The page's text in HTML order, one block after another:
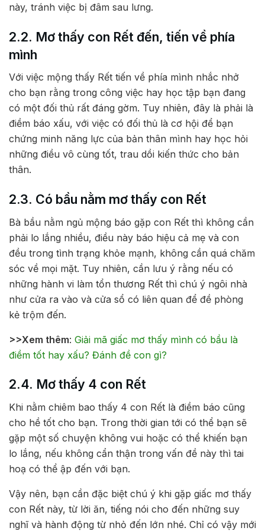
này, tránh việc bị đâm sau lưng.
2.2. Mơ thấy con Rết đến, tiến về phía
mình
Với việc mộng thấy Rết tiến về phía mình nhắc nhở
cho bạn rằng trong công việc hay học tập bạn đang
có một đối thủ rất đáng gờm. Tuy nhiên, đây là phải là
điềm báo xấu, với việc có đối thủ là cơ hội để bạn
chứng minh năng lực của bản thân mình hay học hỏi
những điều vô cùng tốt, trau dồi kiến thức cho bản
thân.
2.3. Có bầu nằm mơ thấy con Rết
Bà bầu nằm ngủ mộng báo gặp con Rết thì không cần
phải lo lắng nhiều, điều này báo hiệu cả mẹ và con
đều trong tình trạng khỏe mạnh, không cần quá chăm
sóc về mọi mặt. Tuy nhiên, cần lưu ý rằng nếu có
những hành vi làm tổn thương Rết thì chú ý ngôi nhà
như cửa ra vào và cửa sổ có liên quan để đề phòng
kẻ trộm đến.
>>Xem thêm: Giải mã giấc mơ thấy mình có bầu là
điềm tốt hay xấu? Đánh đề con gì?
2.4. Mơ thấy 4 con Rết
Khi nằm chiêm bao thấy 4 con Rết là điềm báo cũng
cho hề tốt cho bạn. Trong thời gian tới có thể bạn sẽ
gặp một số chuyện không vui hoặc có thể khiến bạn
lo lắng, nếu không cẩn thận trong vấn đề này thì tai
hoạ có thể ập đến với bạn.
Vậy nên, bạn cần đặc biệt chú ý khi gặp giấc mơ thấy
con Rết này, từ lời ăn, tiếng nói cho đến những suy
nghĩ và hành động từ nhỏ đến lớn nhé. Chỉ có vậy mới